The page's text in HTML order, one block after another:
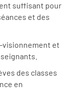
suffisant pour
et des
visionnement et
des classes
en